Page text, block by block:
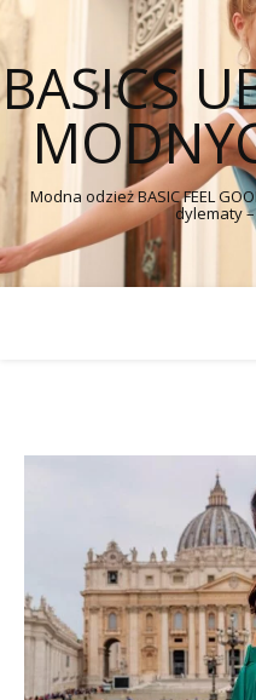
BASICS
Modna odzież BASIC FEEL
dylematy